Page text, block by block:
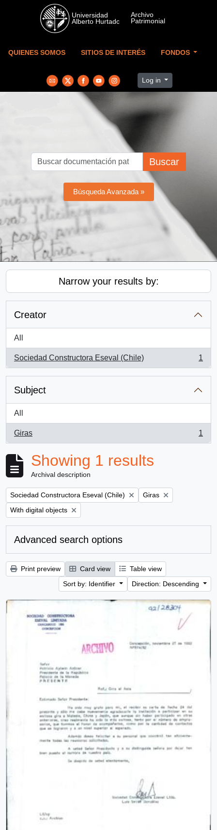
Skip to main content
QUIENES SOMOS SITIOS DE INTERÉS FONDOS
Log in
Buscar
Búsqueda Avanzada »
Narrow your results by:
Creator
All
Sociedad Constructora Eseval (Chile)
, 1 results
1
Subject
All
Giras
, 1 results
1
Showing 1 results
Archival description
Remove filter:
Sociedad Constructora Eseval (Chile) Remove filter:
Giras
Remove filter:
With digital objects
Advanced search options
Print preview Card view
Table view
Sort by: Identifier
Direction: Descending